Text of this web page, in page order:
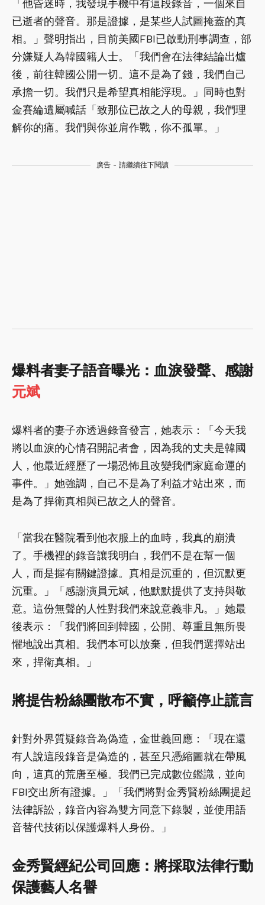
「他昏迷時，我發現手機中有這段錄音，一個來自
已逝者的聲音。那是證據，是某些人試圖掩蓋的真
相。」聲明指出，目前美國FBI已啟動刑事調查，部
分嫌疑人為韓國籍人士。「我們會在法律結論出爐
後，前往韓國公開一切。這不是為了錢，我們自己
承擔一切。我們只是希望真相能浮現。」同時也對
金賽綸遺屬喊話「致那位已故之人的母親，我們理
解你的痛。我們與你並肩作戰，你不孤單。」
廣告 - 請繼續往下閱讀
爆料者妻子語音曝光：血淚發聲、感謝
元斌
爆料者的妻子亦透過錄音發言，她表示：「今天我
將以血淚的心情召開記者會，因為我的丈夫是韓國
人，他最近經歷了一場恐怖且改變我們家庭命運的
事件。」她強調，自己不是為了利益才站出來，而
是為了捍衛真相與已故之人的聲音。
「當我在醫院看到他衣服上的血時，我真的崩潰
了。手機裡的錄音讓我明白，我們不是在幫一個
人，而是握有關鍵證據。真相是沉重的，但沉默更
沉重。」「感謝演員元斌，他默默提供了支持與敬
意。這份無聲的人性對我們來說意義非凡。」她最
後表示：「我們將回到韓國，公開、尊重且無所畏
懼地說出真相。我們本可以放棄，但我們選擇站出
來，捍衛真相。」
將提告粉絲團散布不實，呼籲停止謊言
針對外界質疑錄音為偽造，金世義回應：「現在還
有人說這段錄音是偽造的，甚至只憑縮圖就在帶風
向，這真的荒唐至極。我們已完成數位鑑識，並向
FBI交出所有證據。」「我們將對金秀賢粉絲團提起
法律訴訟，錄音內容為雙方同意下錄製，並使用語
音替代技術以保護爆料人身份。」
金秀賢經紀公司回應：將採取法律行動
保護藝人名譽